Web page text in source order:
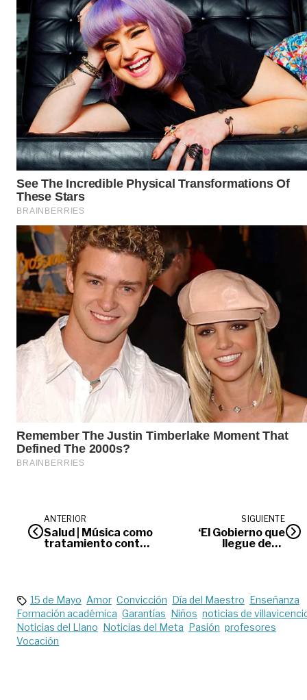
ANTERIOR
Salud | Música como
tratamiento contra
SIGUIENTE
‘El Gobierno que
llegue debe
15 de Mayo Amor Convicción Día del Maestro Enseñanza
Formación académica Garantías Niños noticias de
Noticias del Llano Noticias del Meta Pasión profesores
Vocación